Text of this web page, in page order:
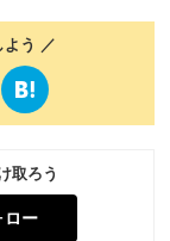
よう ／
取ろう
ロー